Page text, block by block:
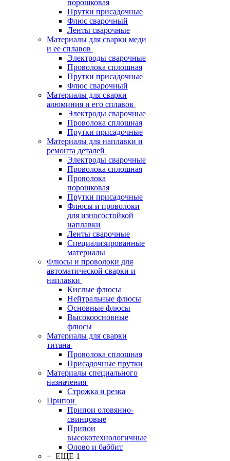
порошковая
Прутки присадочные
Флюс сварочный
Ленты сварочные
Материалы для сварки меди
и ее сплавов
Электроды сварочные
Проволока сплошная
Прутки присадочные
Флюс сварочный
Материалы для сварки
алюминия и его сплавов
Электроды сварочные
Проволока сплошная
Прутки присадочные
Материалы для наплавки и
ремонта деталей
Электроды сварочные
Проволока сплошная
Проволока
порошковая
Прутки присадочные
Флюсы и проволоки
для износостойкой
наплавки
Ленты сварочные
Специализированные
материалы
Флюсы и проволоки для
автоматической сварки и
наплавки
Кислые флюсы
Нейтральные флюсы
Основные флюсы
Высокоосновные
флюсы
Материалы для сварки
титана
Проволока сплошная
Присадочные прутки
Материалы специального
назначения
Строжка и резка
Припои
Припои оловянно-
свинцовые
Припои
высокотехнологичные
Олово и баббит
+ ЕЩЕ 1